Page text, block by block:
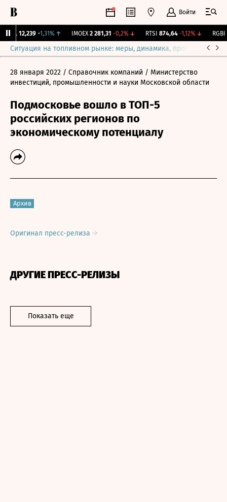
Войти
12,239 +1,31% ↑ IMOEX 2 281,31 -0,2%↓ RTSI 874,64 -1,12%↓ RGBI
Ситуация на топливном рынке: меры, динамика, прогнозы
28 января 2022 / Справочник компаний / Министерство
инвестиций, промышленности и науки Московской области
Подмосковье вошло в ТОП-5
российских регионов по
экономическому потенциалу
Архив
Оригинал пресс-релиза
ДРУГИЕ ПРЕСС-РЕЛИЗЫ
Показать еще